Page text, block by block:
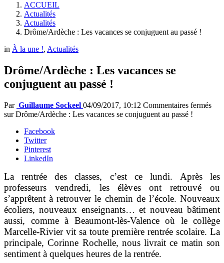
ACCUEIL
Actualités
Actualités
Drôme/Ardèche : Les vacances se conjuguent au passé !
in À la une !, Actualités
Drôme/Ardèche : Les vacances se
conjuguent au passé !
Par Guillaume Sockeel 04/09/2017, 10:12 Commentaires fermés
sur Drôme/Ardèche : Les vacances se conjuguent au passé !
Facebook
Twitter
Pinterest
LinkedIn
La rentrée des classes, c’est ce lundi. Après les
professeurs vendredi, les élèves ont retrouvé ou
s’apprêtent à retrouver le chemin de l’école. Nouveaux
écoliers, nouveaux enseignants… et nouveau bâtiment
aussi, comme à Beaumont-lès-Valence où le collège
Marcelle-Rivier vit sa toute première rentrée scolaire. La
principale, Corinne Rochelle, nous livrait ce matin son
sentiment à quelques heures de la rentrée.